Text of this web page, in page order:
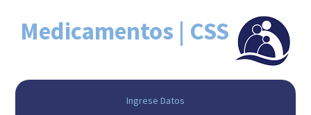
Medicamentos | CSS
Ingrese Datos